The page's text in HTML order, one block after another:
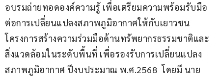
อบรมถ่ายทอดองค์ความรู้ เพื่อเตรียมความพร้อมรับมือ
ต่อการเปลี่ยนแปลงสภาพภูมิอากาศให้กับเยาวชน
โครงการสร้างความร่วมมือด้านทรัพยากรธรรมชาติและ
สิ่งแวดล้อมในระดับพื้นที่ เพื่อรองรับการเปลี่ยนแปลง
สภาพภูมิอากาศ ปีงบประมาณ พ.ศ.2568  โดยมี นาย